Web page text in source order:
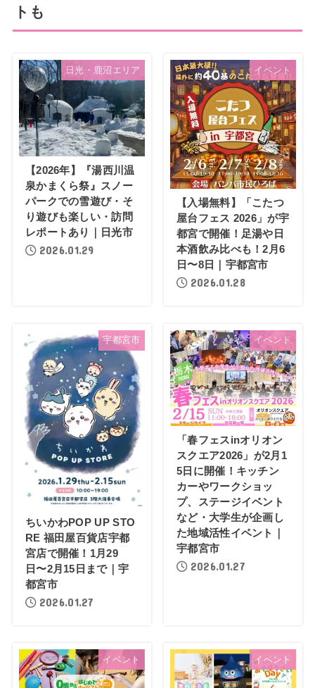
トも
日光・鹿沼エリア
【2026年】『湯西川温
泉かまくら祭』スノー
パークでの雪遊び・そ
り遊びも楽しい・訪問
レポートあり｜日光市
2026.01.29
イベント
【入場無料】「こたつ
屋台フェス 2026」が宇
都宮で開催！足湯や日
本酒飲み比べも！2月6
日〜8日｜宇都宮市
2026.01.28
宇都宮市
ちいかわPOP UP STO
RE 福田屋百貨店宇都
宮店で開催！1月29
日〜2月15日まで｜宇
都宮市
2026.01.27
イベント
「春フェスinオリオン
スクエア2026」が2月1
5日に開催！キッチン
カーやワークショッ
プ、ステージイベント
など・大学生が企画し
た地域活性イベント｜
宇都宮市
2026.01.27
イベント イベント